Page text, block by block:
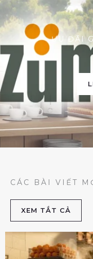
ƯU ĐÃI
CÁC BÀI VIẾT
XEM TẮT CẢ